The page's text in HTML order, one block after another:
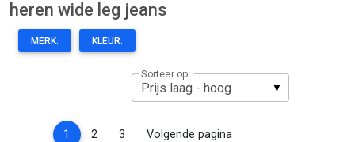
heren wide leg jeans
MERK: KLEUR:
Sorteer op:
1 (current)
2 3 Volgende pagina